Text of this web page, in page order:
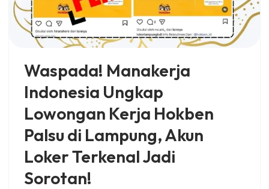
Waspada! Manakerja
Indonesia Ungkap
Lowongan Kerja Hokben
Palsu di Lampung, Akun
Loker Terkenal Jadi
Sorotan!